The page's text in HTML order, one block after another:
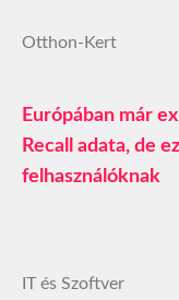
Otthon-Kert
Európában már
Recall adata, de
felhasználóknak
IT és Szoftver